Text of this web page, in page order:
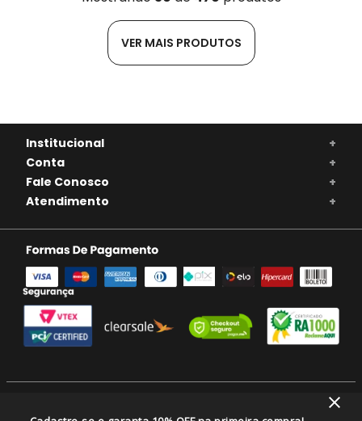
Institucional
+
Conta
+
Fale Conosco
+
Atendimento
+
SE BEBER, NÃO DIRIJA. APRECIE COM MODERAÇÃO. A VENDA DE BEBIDAS